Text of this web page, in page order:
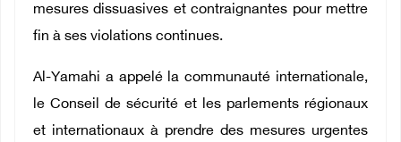
mesures dissuasives et contraignantes pour mettre
fin à ses violations continues.
Al-Yamahi a appelé la communauté internationale,
le Conseil de sécurité et les parlements régionaux
et internationaux à prendre des mesures urgentes